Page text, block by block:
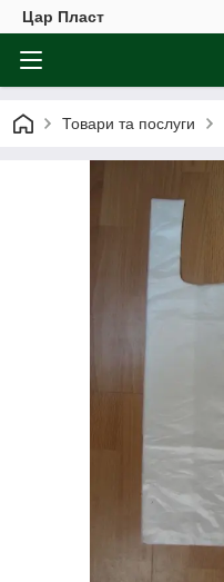
Цар Пласт
Товари та послуги